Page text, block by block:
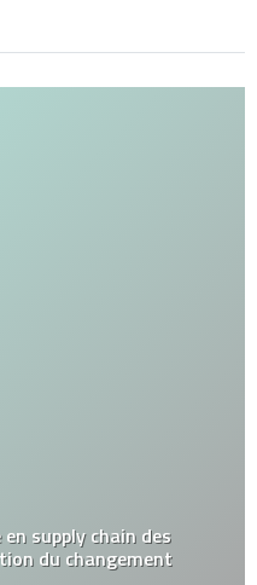
supply chain des
du changement